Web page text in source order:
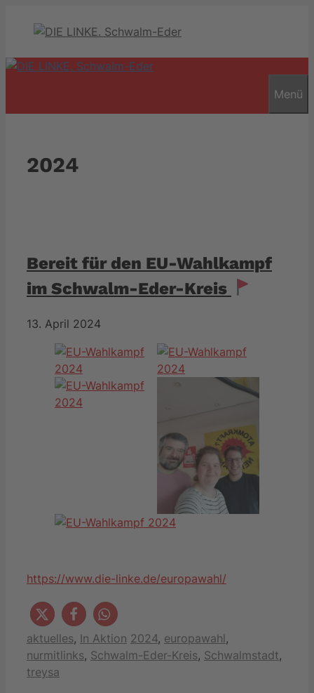
Menü
2024
Bereit für den EU-Wahlkampf
im Schwalm-Eder-Kreis
13. April 2024
https://www.die-linke.de/europawahl/
Kategorien
aktuelles, In Aktion Schlagwörter
2024, europawahl,
nurmitlinks, Schwalm-Eder-Kreis, Schwalmstadt,
treysa